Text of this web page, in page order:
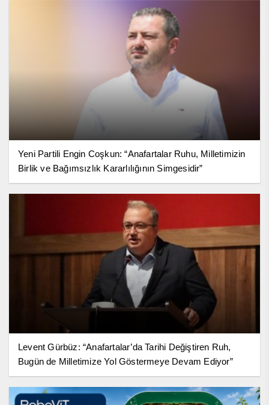
Yeni Partili Engin Coşkun: “Anafartalar Ruhu, Milletimizin
Birlik ve Bağımsızlık Kararlılığının Simgesidir”
Levent Gürbüz: “Anafartalar’da Tarihi Değiştiren Ruh,
Bugün de Milletimize Yol Göstermeye Devam Ediyor”